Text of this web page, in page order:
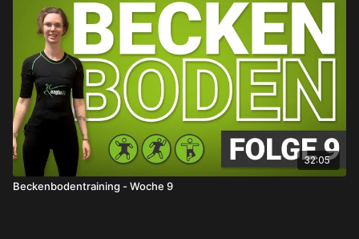
32:05
Beckenbodentraining - Woche 9